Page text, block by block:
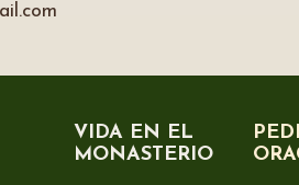
VIDA EN EL
MONASTERIO